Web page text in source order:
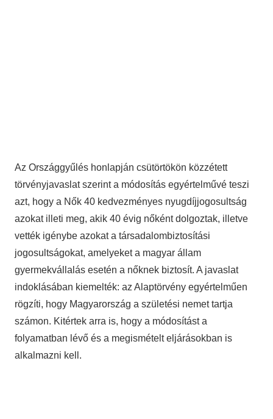
Az Országgyűlés honlapján csütörtökön közzétett
törvényjavaslat szerint a módosítás egyértelművé teszi
azt, hogy a Nők 40 kedvezményes nyugdíjjogosultság
azokat illeti meg, akik 40 évig nőként dolgoztak, illetve
vették igénybe azokat a társadalombiztosítási
jogosultságokat, amelyeket a magyar állam
gyermekvállalás esetén a nőknek biztosít. A javaslat
indoklásában kiemelték: az Alaptörvény egyértelműen
rögzíti, hogy Magyarország a születési nemet tartja
számon. Kitértek arra is, hogy a módosítást a
folyamatban lévő és a megismételt eljárásokban is
alkalmazni kell.